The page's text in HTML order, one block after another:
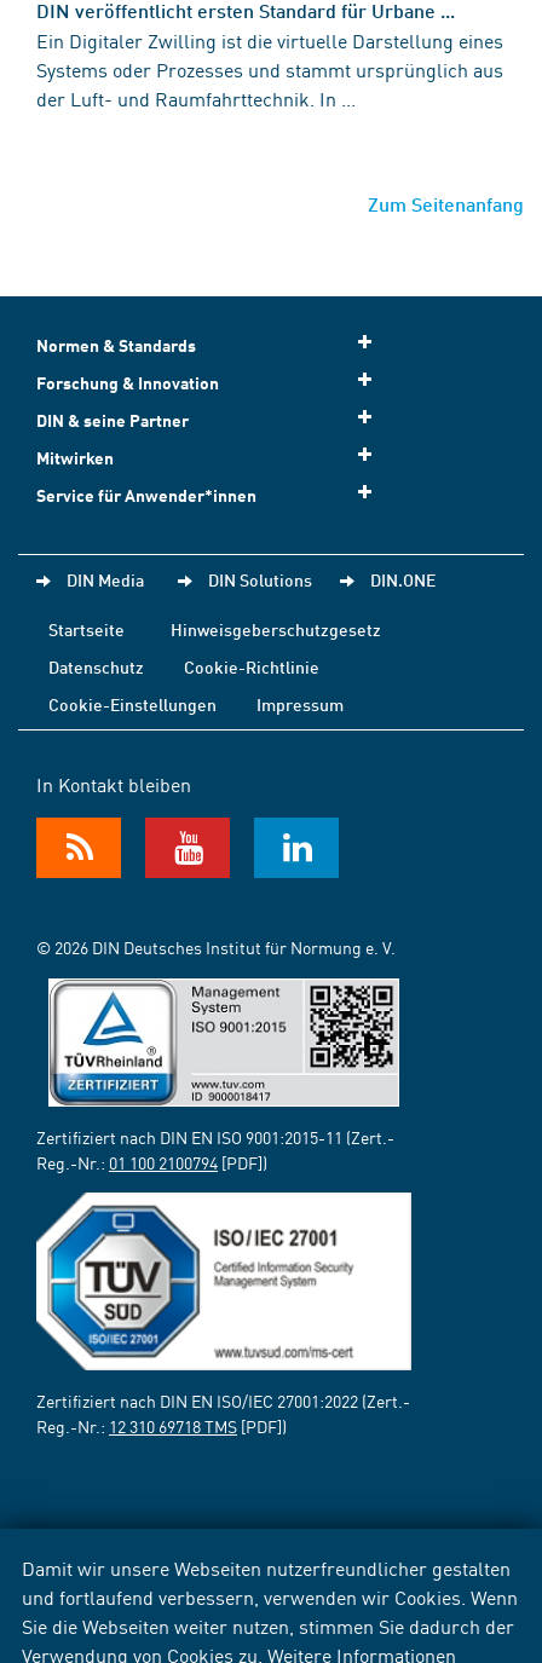
Damit wir unsere Webseiten nutzerfreundlicher gestalten
und fortlaufend verbessern, verwenden wir Cookies. Wenn
Sie die Webseiten weiter nutzen, stimmen Sie dadurch der
Verwendung von Cookies zu. Weitere Informationen
DIN veröffentlicht ersten Standard für Urbane ...
Ein Digitaler Zwilling ist die virtuelle Darstellung eines
Systems oder Prozesses und stammt ursprünglich aus
der Luft- und Raumfahrttechnik. In ...
Zum Seitenanfang
Normen & Standards
Forschung & Innovation
DIN & seine Partner
Mitwirken
Service für Anwender*innen
DIN Media DIN Solutions DIN.ONE
Startseite
Hinweisgeberschutzgesetz
Datenschutz
Cookie-Richtlinie
Cookie-Einstellungen
Impressum
In Kontakt bleiben
© 2026 DIN Deutsches Institut für Normung e. V.
Zertifiziert nach DIN EN ISO 9001:2015-11 (Zert.-
Reg.-Nr.: 01 100 2100794 [PDF])
Zertifiziert nach DIN EN ISO/IEC 27001:2022 (Zert.-
Reg.-Nr.: 12 310 69718 TMS [PDF])